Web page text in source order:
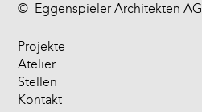
© Eggenspieler Architekten AG
Projekte
Atelier
Stellen
Kontakt